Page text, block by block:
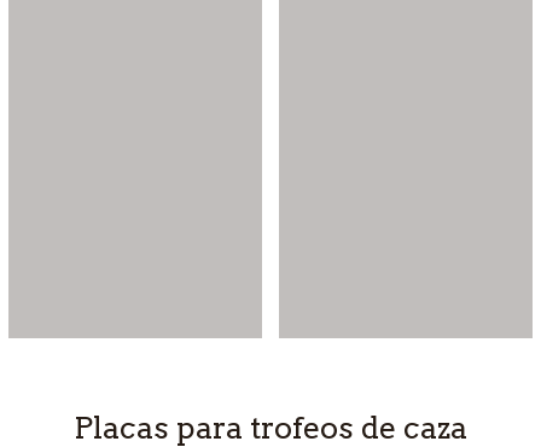
Placas para trofeos de caza